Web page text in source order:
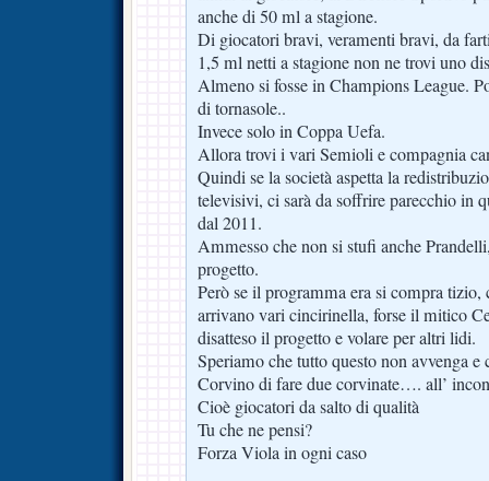
anche di 50 ml a stagione.
Di giocatori bravi, veramenti bravi, da
1,5 ml netti a stagione non ne trovi uno
Almeno si fosse in Champions League.
di tornasole..
Invece solo in Coppa Uefa.
Allora trovi i vari Semioli e compagnia
Quindi se la società aspetta la
televisivi, ci sarà da soffrire parecchio in
dal 2011.
Ammesso che non si stufi anche
progetto.
Però se il programma era si compra tizio,
arrivano vari cincirinella, forse il mitico
disatteso il progetto e volare per altri lidi.
Speriamo che tutto questo non avvenga
Corvino di fare due corvinate…. all’
Cioè giocatori da salto di qualità
Tu che ne pensi?
Forza Viola in ogni caso